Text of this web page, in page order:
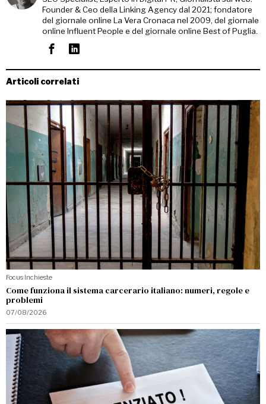
Founder & Ceo della Linking Agency dal 2021; fondatore
del giornale online La Vera Cronaca nel 2009, del giornale
online Influent People e del giornale online Best of Puglia.
Articoli correlati
Focus·Inchieste
Come funziona il sistema carcerario italiano: numeri, regole e
problemi
07/08/2026